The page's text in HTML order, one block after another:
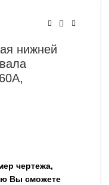
нижней
чертежа,
Вы сможете